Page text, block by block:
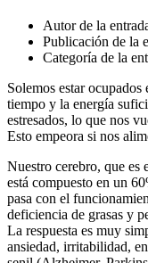
Autor de la
Publicación de la
Categoría de la
Solemos estar ocupados
tiempo y la energía
estresados, lo que nos
Esto empeora si nos
Nuestro cerebro, que es
está compuesto en un
pasa con el
deficiencia de grasas y
La respuesta es muy
ansiedad, irritabilidad,